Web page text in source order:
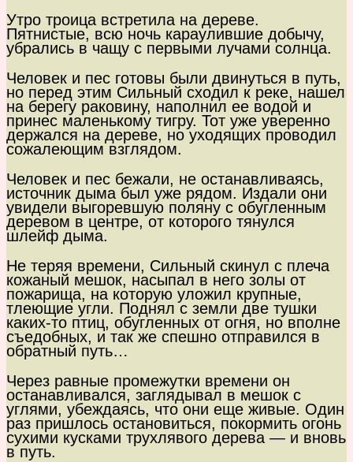
Утро троица встретила на дереве.
Пятнистые, всю ночь караулившие добычу,
убрались в чащу с первыми лучами солнца.
Человек и пес готовы были двинуться в путь,
но перед этим Сильный сходил к реке, нашел
на берегу раковину, наполнил ее водой и
принес маленькому тигру. Тот уже уверенно
держался на дереве, но уходящих проводил
сожалеющим взглядом.
Человек и пес бежали, не останавливаясь,
источник дыма был уже рядом. Издали они
увидели выгоревшую поляну с обугленным
деревом в центре, от которого тянулся
шлейф дыма.
Не теряя времени, Сильный скинул с плеча
кожаный мешок, насыпал в него золы от
пожарища, на которую уложил крупные,
тлеющие угли. Поднял с земли две тушки
каких-то птиц, обугленных от огня, но вполне
съедобных, и так же спешно отправился в
обратный путь…
Через равные промежутки времени он
останавливался, заглядывал в мешок с
углями, убеждаясь, что они еще живые. Один
раз пришлось остановиться, покормить огонь
сухими кусками трухлявого дерева — и вновь
в путь.